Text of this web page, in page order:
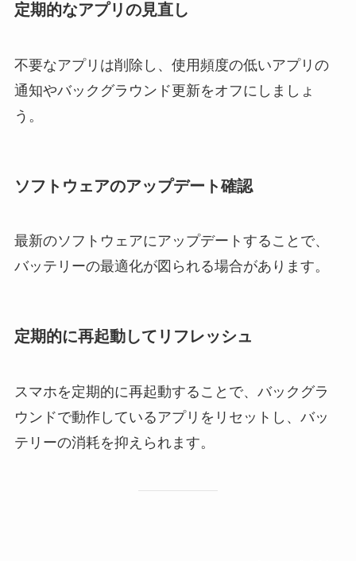
定期的なアプリの見直し
不要なアプリは削除し、使用頻度の低いアプリの
通知やバックグラウンド更新をオフにしましょ
う。
ソフトウェアのアップデート確認
最新のソフトウェアにアップデートすることで、
バッテリーの最適化が図られる場合があります。
定期的に再起動してリフレッシュ
スマホを定期的に再起動することで、バックグラ
ウンドで動作しているアプリをリセットし、バッ
テリーの消耗を抑えられます。